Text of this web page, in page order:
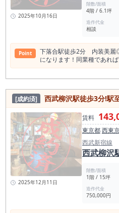
2025年10月16日
階数/面積
4階 / 6.1坪
造作代金
相談
Point
下落合駅徒歩2分 内装美麗
になります！同業種であれ
合わせください！
[成約済] 西武柳沢駅徒歩3分!駅
2025年12月11日
賃料
東京都西東
西武新宿線
西武柳沢
階数/面積
1階 / 15坪
造作代金
750,000円